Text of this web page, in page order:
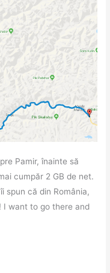
Pamir, înainte să
cumpăr 2 GB de net.
spun că din România,
I want to go there and